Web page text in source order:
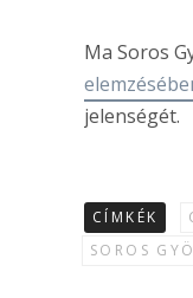
Ma Soros
jelenségét.
CÍMKÉK
SOROS